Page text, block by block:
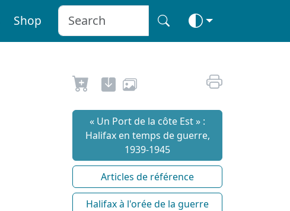
Shop
« Un Port de la côte Est » :
Halifax en temps de guerre,
1939-1945
Articles de référence
Halifax à l'orée de la guerre